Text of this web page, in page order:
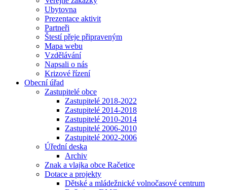
Ubytovna
Prezentace aktivit
Partneři
Štestí přeje připraveným
Mapa webu
Vzdělávání
Napsali o nás
Krizové řízení
Obecní úřad
Zastupitelé obce
Zastupitelé 2018-2022
Zastupitelé 2014-2018
Zastupitelé 2010-2014
Zastupitelé 2006-2010
Zastupitelé 2002-2006
Úřední deska
Archiv
Znak a vlajka obce Račetice
Dotace a projekty
Dětské a mládežnické volnočasové centrum